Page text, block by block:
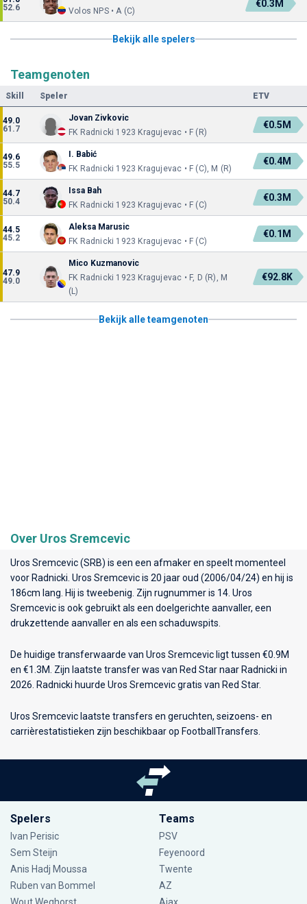
52.6
Volos NPS • A (C)
€0.3M
Bekijk alle spelers
Teamgenoten
Skill Speler ETV
49.0
61.7
Jovan Zivkovic
FK Radnicki 1923 Kragujevac • F (R)
€0.5M
49.6
55.5
I. Babić
FK Radnicki 1923 Kragujevac • F (C), M (R)
€0.4M
44.7
50.4
Issa Bah
FK Radnicki 1923 Kragujevac • F (C)
€0.3M
44.5
45.2
Aleksa Marusic
FK Radnicki 1923 Kragujevac • F (C)
€0.1M
47.9
49.0
Mico Kuzmanovic
FK Radnicki 1923 Kragujevac • F, D (R), M
(L)
€92.8K
Bekijk alle teamgenoten
Over Uros Sremcevic
Uros Sremcevic (SRB) is een een afmaker en speelt momenteel
voor Radnicki . Uros Sremcevic is 20 jaar oud (2006/04/24) en hij is
186cm lang. Hij is tweebenig. Zijn rugnummer is 14. Uros
Sremcevic is ook gebruikt als een doelgerichte aanvaller, een
drukzettende aanvaller en als een schaduwspits.
De huidige transferwaarde van Uros Sremcevic ligt tussen €0.9M
en €1.3M. Zijn laatste transfer was van Red Star naar Radnicki in
2026. Radnicki huurde Uros Sremcevic gratis van Red Star.
Uros Sremcevic laatste transfers en geruchten, seizoens- en
carrièrestatistieken zijn beschikbaar op FootballTransfers.
Spelers
Ivan Perisic
Sem Steijn
Anis Hadj Moussa
Ruben van Bommel
Teams
PSV
Feyenoord
Twente
AZ